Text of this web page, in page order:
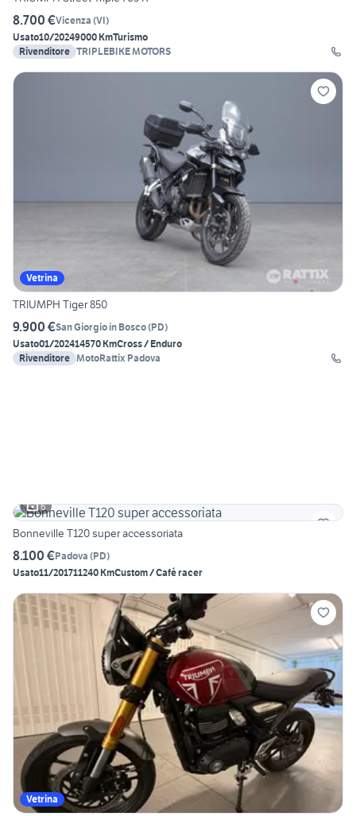
8.700 €Vicenza (VI)
Usato10/20249000 KmTurismo
Rivenditore
TRIPLEBIKE MOTORS
Vetrina
TRIUMPH Tiger 850
9.900 €San Giorgio in Bosco(PD)
Usato01/202414570 KmCross / Enduro
Rivenditore MotoRattix Padova
6
Bonneville T120 super accessoriata
8.100 €Padova (PD)
Usato11/201711240 KmCustom / Café racer
Vetrina